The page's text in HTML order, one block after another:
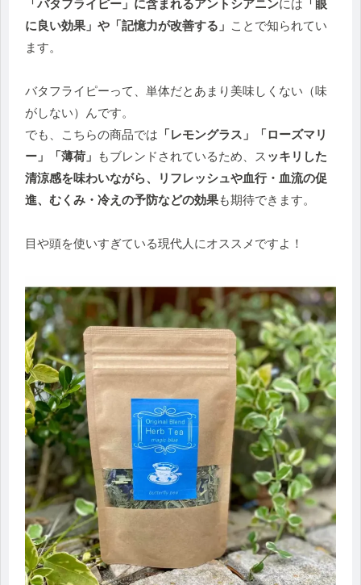
「バタフライピー」に含まれるアントシアニンには 「眼
に良い効果」や「記憶力が改善する」 ことで知られてい
ます。
バタフライピーって、単体だとあまり美味しくない（味
がしない）んです。
でも、こちらの商品では 「レモングラス」「ローズマリ
ー」「薄荷」
もブレンドされているため、ス ッキリした
清涼感を味わいながら、リフレッシュや血行・血流の促
進、むくみ・冷えの予防などの効果も期待できます。
目や頭を使いすぎている現代人にオススメですよ！